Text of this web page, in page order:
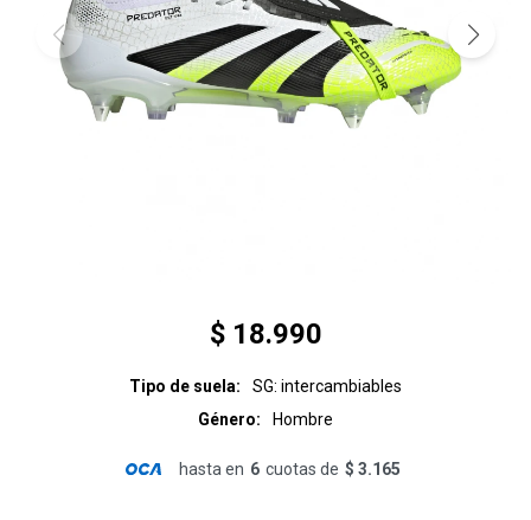
$ 18.990
Tipo de suela
SG: intercambiables
Género
Hombre
hasta en 6 cuotas de $ 3.165